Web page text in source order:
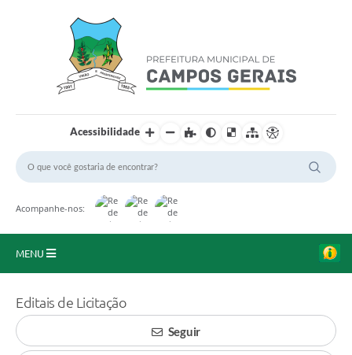
Acessibilidade
Acompanhe-nos:
MENU
O Município
A Prefeitura
Editais de Licitação
Seguir